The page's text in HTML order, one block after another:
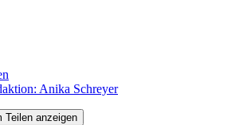
Anika Schreyer
Teilen anzeigen